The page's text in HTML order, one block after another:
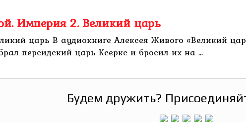
Империя 2. Великий царь
царь В аудиокниге Алексея Живого «Великий
персидский царь Ксеркс и бросил их на ...
Будем дружить?